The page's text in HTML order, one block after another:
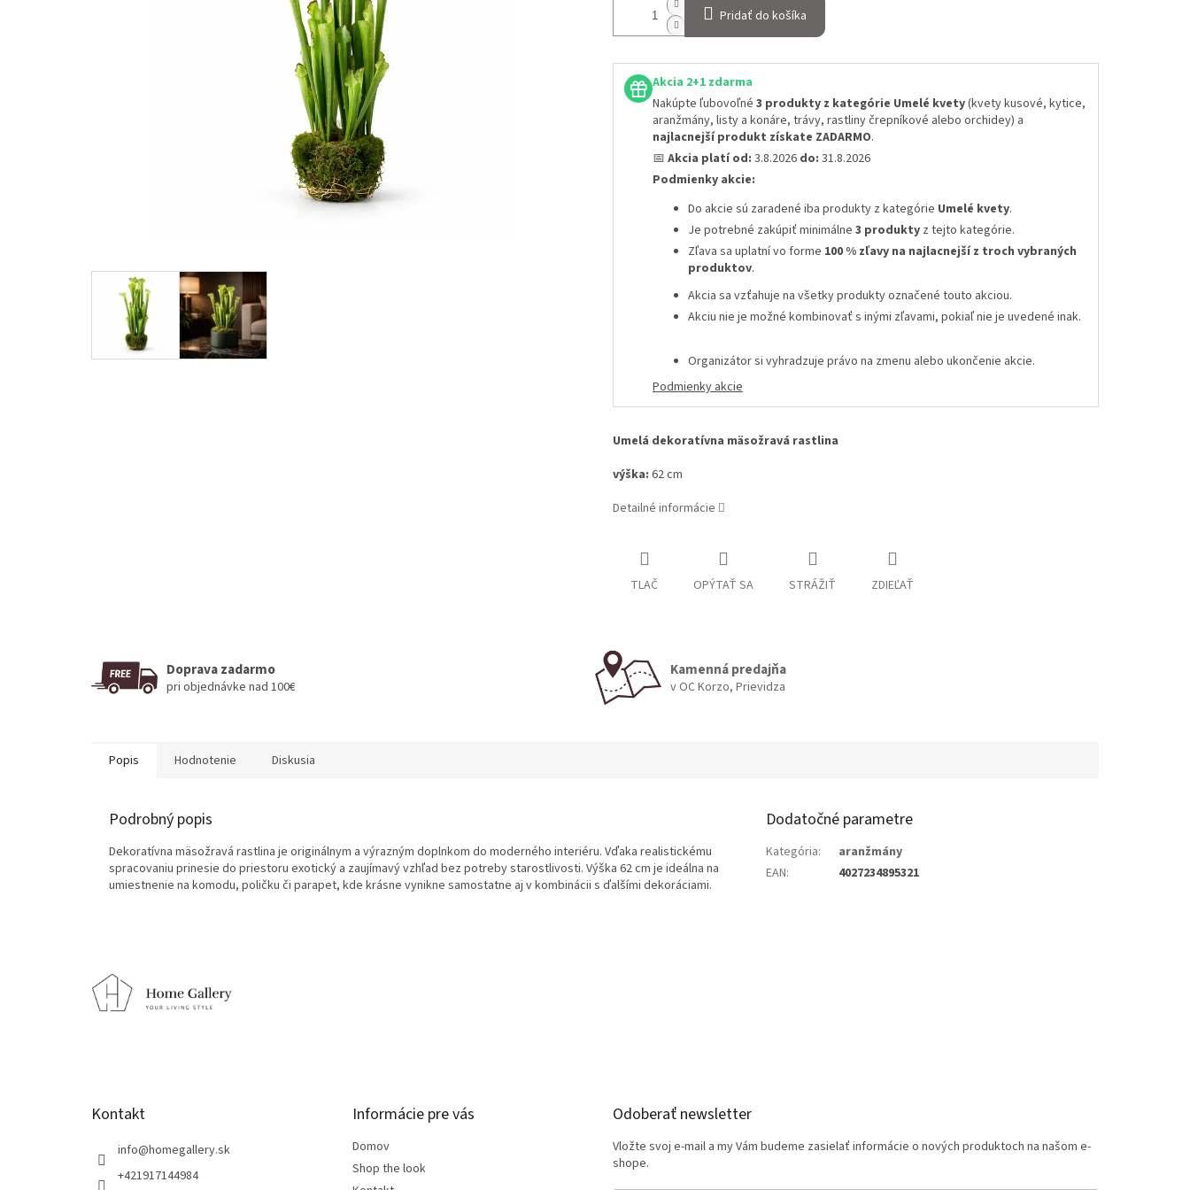
Pridať do košíka
Akcia 2+1 zdarma
Nakúpte ľubovoľné 3 produkty z kategórie Umelé kvety(kvety kusové, kytice,
aranžmány, listy a konáre, trávy, rastliny črepníkové alebo orchidey) a
najlacnejší produkt získate ZADARMO.
📅 Akcia platí od: 3.8.2026 do: 31.8.2026
Podmienky akcie:
Do akcie sú zaradené iba produkty z kategórie Umelé kvety.
Je potrebné zakúpiť minimálne 3 produkty z tejto kategórie.
Zľava sa uplatní vo forme 100 % zľavy na najlacnejší z troch vybraných
produktov.
Akcia sa vzťahuje na všetky produkty označené touto akciou.
Akciu nie je možné kombinovať s inými zľavami, pokiaľ nie je uvedené inak.
Organizátor si vyhradzuje právo na zmenu alebo ukončenie akcie.
Podmienky akcie
Umelá dekoratívna mäsožravá rastlina
výška: 62 cm
Detailné informácie
TLAČ OPÝTAŤ SA STRÁŽIŤ ZDIEĽAŤ
Doprava zadarmo
pri objednávke nad 100€
Kamenná predajňa
v OC Korzo, Prievidza
Popis Hodnotenie Diskusia
Podrobný popis
Dekoratívna mäsožravá rastlina je originálnym a výrazným doplnkom do moderného interiéru. Vďaka realistickému
spracovaniu prinesie do priestoru exotický a zaujímavý vzhľad bez potreby starostlivosti. Výška 62 cm je ideálna na
umiestnenie na komodu, poličku či parapet, kde krásne vynikne samostatne aj v kombinácii s ďalšími dekoráciami.
Dodatočné parametre
Kategória:
aranžmány
EAN: 4027234895321
Kontakt
info@homegallery.sk
+421917144984
Informácie pre vás
Domov
Shop the look
Odoberať newsletter
Vložte svoj e-mail a my Vám budeme zasielať informácie o nových produktoch na našom e-
shope.